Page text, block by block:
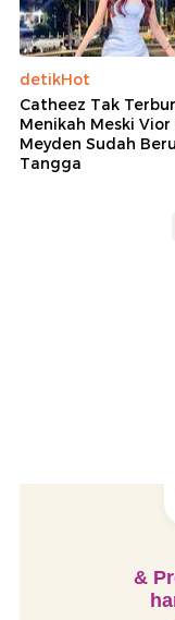
detikHot
Catheez Tak
Menikah Meski Vior
Meyden Sudah
Tangga